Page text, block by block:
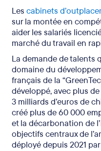
Les cabinets
sur la montée en
aider les salariés
marché du travail en
La demande de talents
domaine du
français de la
développé, avec plus
3 milliards d’euros de
créé plus de 60 000
et la décarbonation de
objectifs centraux de
déployé depuis 2021